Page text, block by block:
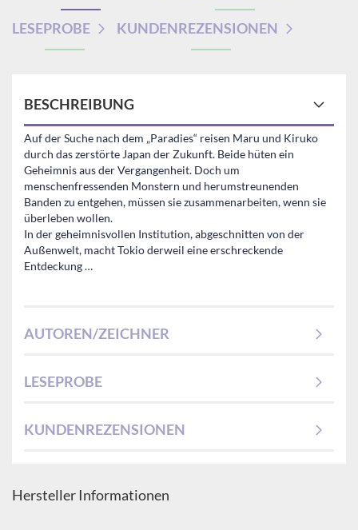
LESEPROBE KUNDENREZENSIONEN
BESCHREIBUNG
Auf der Suche nach dem „Paradies“ reisen Maru und Kiruko
durch das zerstörte Japan der Zukunft. Beide hüten ein
Geheimnis aus der Vergangenheit. Doch um
menschenfressenden Monstern und herumstreunenden
Banden zu entgehen, müssen sie zusammenarbeiten, wenn sie
überleben wollen.
In der geheimnisvollen Institution, abgeschnitten von der
Außenwelt, macht Tokio derweil eine erschreckende
Entdeckung …
AUTOREN/ZEICHNER
LESEPROBE
KUNDENREZENSIONEN
Hersteller Informationen